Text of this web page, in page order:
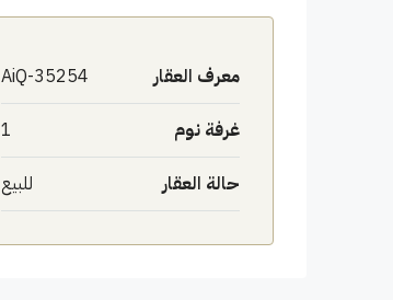
معرف العقار AiQ-35254
غرفة نوم 1
حالة العقار للبيع